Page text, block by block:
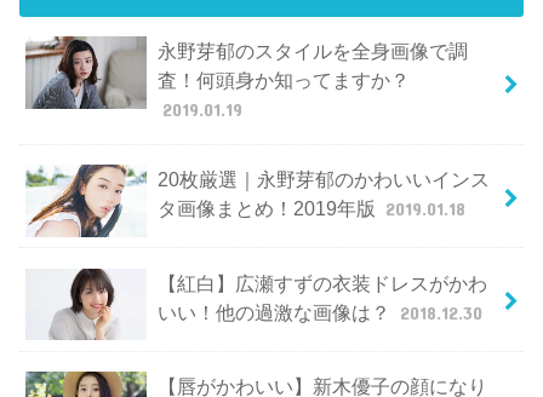
永野芽郁のスタイルを全身画像で調
査！何頭身か知ってますか？
2019.01.19
20枚厳選｜永野芽郁のかわいいインス
タ画像まとめ！2019年版
2019.01.18
【紅白】広瀬すずの衣装ドレスがかわ
いい！他の過激な画像は？
2018.12.30
【唇がかわいい】新木優子の顔になり